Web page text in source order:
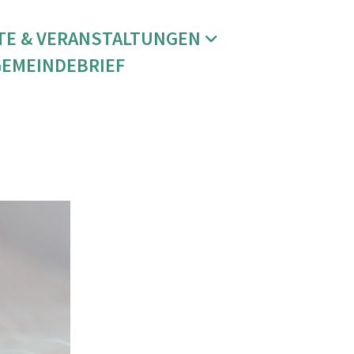
& VERANSTALTUNGEN